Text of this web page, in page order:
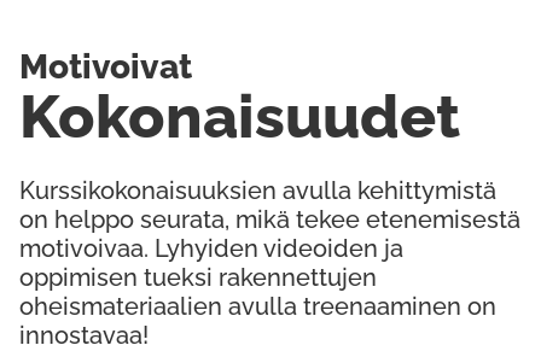
Kurssikokonaisuuksien avulla kehittymistä
on helppo seurata, mikä tekee etenemisestä
motivoivaa. Lyhyiden videoiden ja
oppimisen tueksi rakennettujen
oheismateriaalien avulla treenaaminen on
innostavaa!
Kokonaisuudet
Motivoivat